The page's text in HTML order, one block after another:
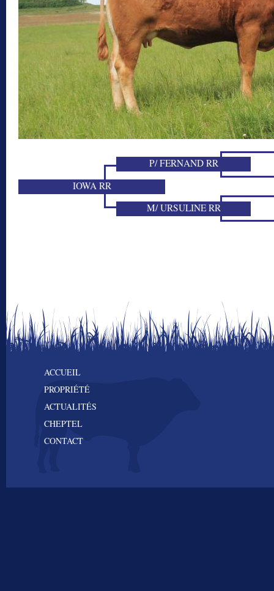
IOWA RR
P/ FERNAND RR
M/ URSULINE RR
ACCUEIL
PROPRIÉTÉ
ACTUALITÉS
CHEPTEL
CONTACT